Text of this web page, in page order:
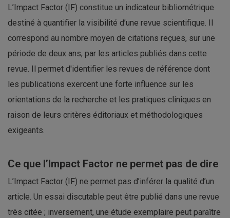
L’Impact Factor (IF) constitue un indicateur bibliométrique
destiné à quantifier la visibilité d’une revue scientifique. Il
correspond au nombre moyen de citations reçues, sur une
période de deux ans, par les articles publiés dans cette
revue. Il permet d'identifier les revues de référence dont
les publications exercent une forte influence sur les
orientations de la recherche et les pratiques cliniques en
raison de leurs critères éditoriaux et méthodologiques
exigeants.
Ce que l’Impact Factor ne permet pas de dire
L’Impact Factor (IF) ne permet pas d’inférer la qualité d’un
article. Un essai discutable peut être publié dans une revue
très citée ; inversement, une étude exemplaire peut paraître